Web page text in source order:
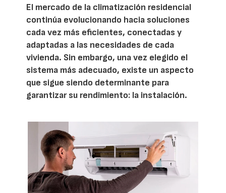
El mercado de la climatización residencial
continúa evolucionando hacia soluciones
cada vez más eficientes, conectadas y
adaptadas a las necesidades de cada
vivienda. Sin embargo, una vez elegido el
sistema más adecuado, existe un aspecto
que sigue siendo determinante para
garantizar su rendimiento: la instalación.